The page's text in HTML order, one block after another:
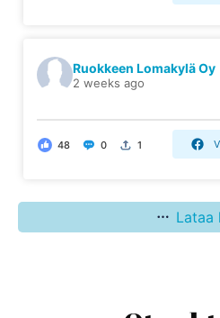
Ruokkeen Lomakylä Oy
2 weeks ago
48 0 1
Lataa